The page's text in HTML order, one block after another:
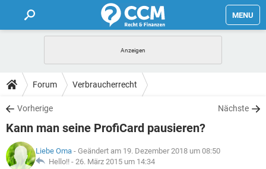
MENU
FORUM
TIPPS
Forum Verbraucherrecht
Vorherige Nächste
Kann man seine ProfiCard pausieren?
Liebe Oma - Geändert am 19. Dezember 2018 um 08:50
Hello!! - 26. März 2015 um 14:34